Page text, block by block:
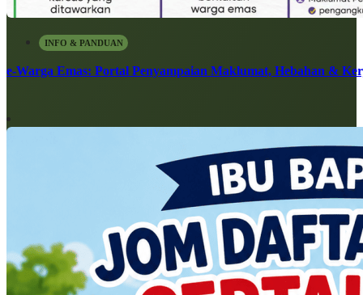
INFO & PANDUAN
e-Warga Emas: Portal Penyampaian Maklumat, Hebahan &